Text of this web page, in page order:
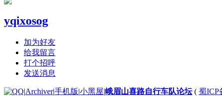
yqixosog
加为好友
给我留言
打个招呼
发送消息
|Archiver|手机版|小黑屋|峨眉山喜路自行车队论坛( 蜀ICP